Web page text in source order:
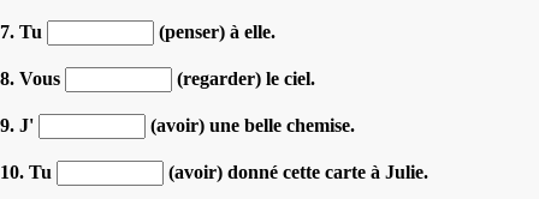
7. Tu (penser) à elle.
8. Vous (regarder) le ciel.
9. J' (avoir) une belle chemise.
10. Tu (avoir) donné cette carte à Julie.